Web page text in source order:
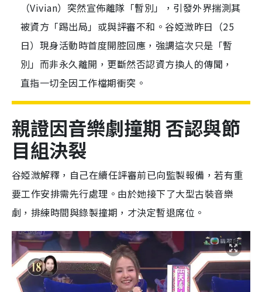
（Vivian）突然宣佈離隊「暫別」，引發外界揣測其
被資方「踢出局」或與評審不和。谷婭溦昨日（25
日）現身活動時首度開腔回應，強調這次只是「暫
別」而非永久離開，更斷然否認資方換人的傳聞，
直指一切全因工作檔期衝突。
親證因音樂劇撞期 否認與節
目組決裂
谷婭溦解釋，自己在續任評審前已向監製報備，若有重
要工作安排需先行處理。由於她接下了大型古裝音樂
劇，排練時間與錄製撞期，才決定暫退席位。